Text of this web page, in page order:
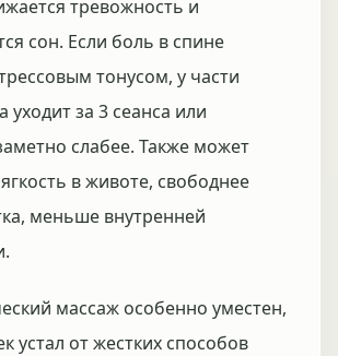
тревожность и
сон. Если боль в спине
тонусом, у части
уходит за 3 сеанса или
слабее. Также может
в животе, свободнее
меньше внутренней
массаж особенно уместен,
устал от жестких способов